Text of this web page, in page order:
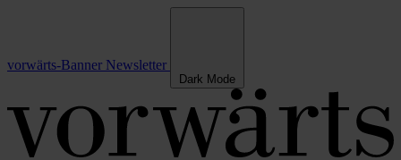
vorwärts-Banner Newsletter
Dark Mode